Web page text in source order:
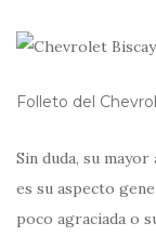
Folleto del
Sin duda, su
es su aspecto
poco agraciada o